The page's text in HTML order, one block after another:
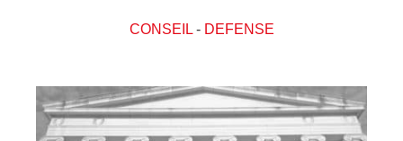
CONSEIL- DEFENSE